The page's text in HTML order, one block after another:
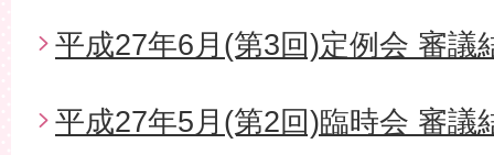
平成27年6月(第3回)定例会 審議
平成27年5月(第2回)臨時会 審議